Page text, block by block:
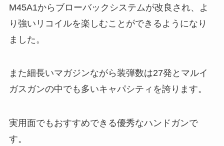
M45A1からブローバックシステムが改良され、よ
り強いリコイルを楽しむことができるようになり
ました。
また細長いマガジンながら装弾数は27発とマルイ
ガスガンの中でも多いキャパシティを誇ります。
実用面でもおすすめできる優秀なハンドガンで
す。